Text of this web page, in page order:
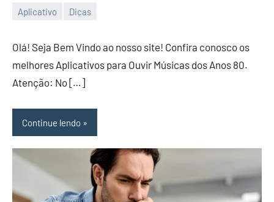
Aplicativo Dicas
30/01/2025
Redação
Olá! Seja Bem Vindo ao nosso site! Confira conosco os
melhores Aplicativos para Ouvir Músicas dos Anos 80.
Atenção: No […]
Continue lendo